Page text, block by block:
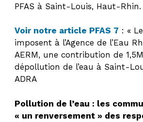
PFAS à Saint-Louis, Haut-Rhin.
Voir notre article PFAS 7 : «
imposent à l’Agence de l’Eau
AERM, une contribution de
dépollution de l’eau à Saint-
ADRA
Pollution de l’eau : les
« un renversement » des